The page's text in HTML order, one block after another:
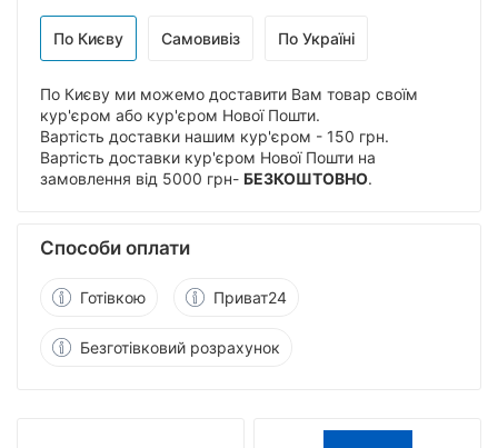
По Києву Самовивіз По Україні
По Києву ми можемо доставити Вам товар своїм
кур'єром або кур'єром Нової Пошти.
Вартість доставки нашим кур'єром - 150 грн.
Вартість доставки кур'єром Нової Пошти на
замовлення від 5000 грн- БЕЗКОШТОВНО.
Способи оплати
Готівкою Приват24
Безготівковий розрахунок